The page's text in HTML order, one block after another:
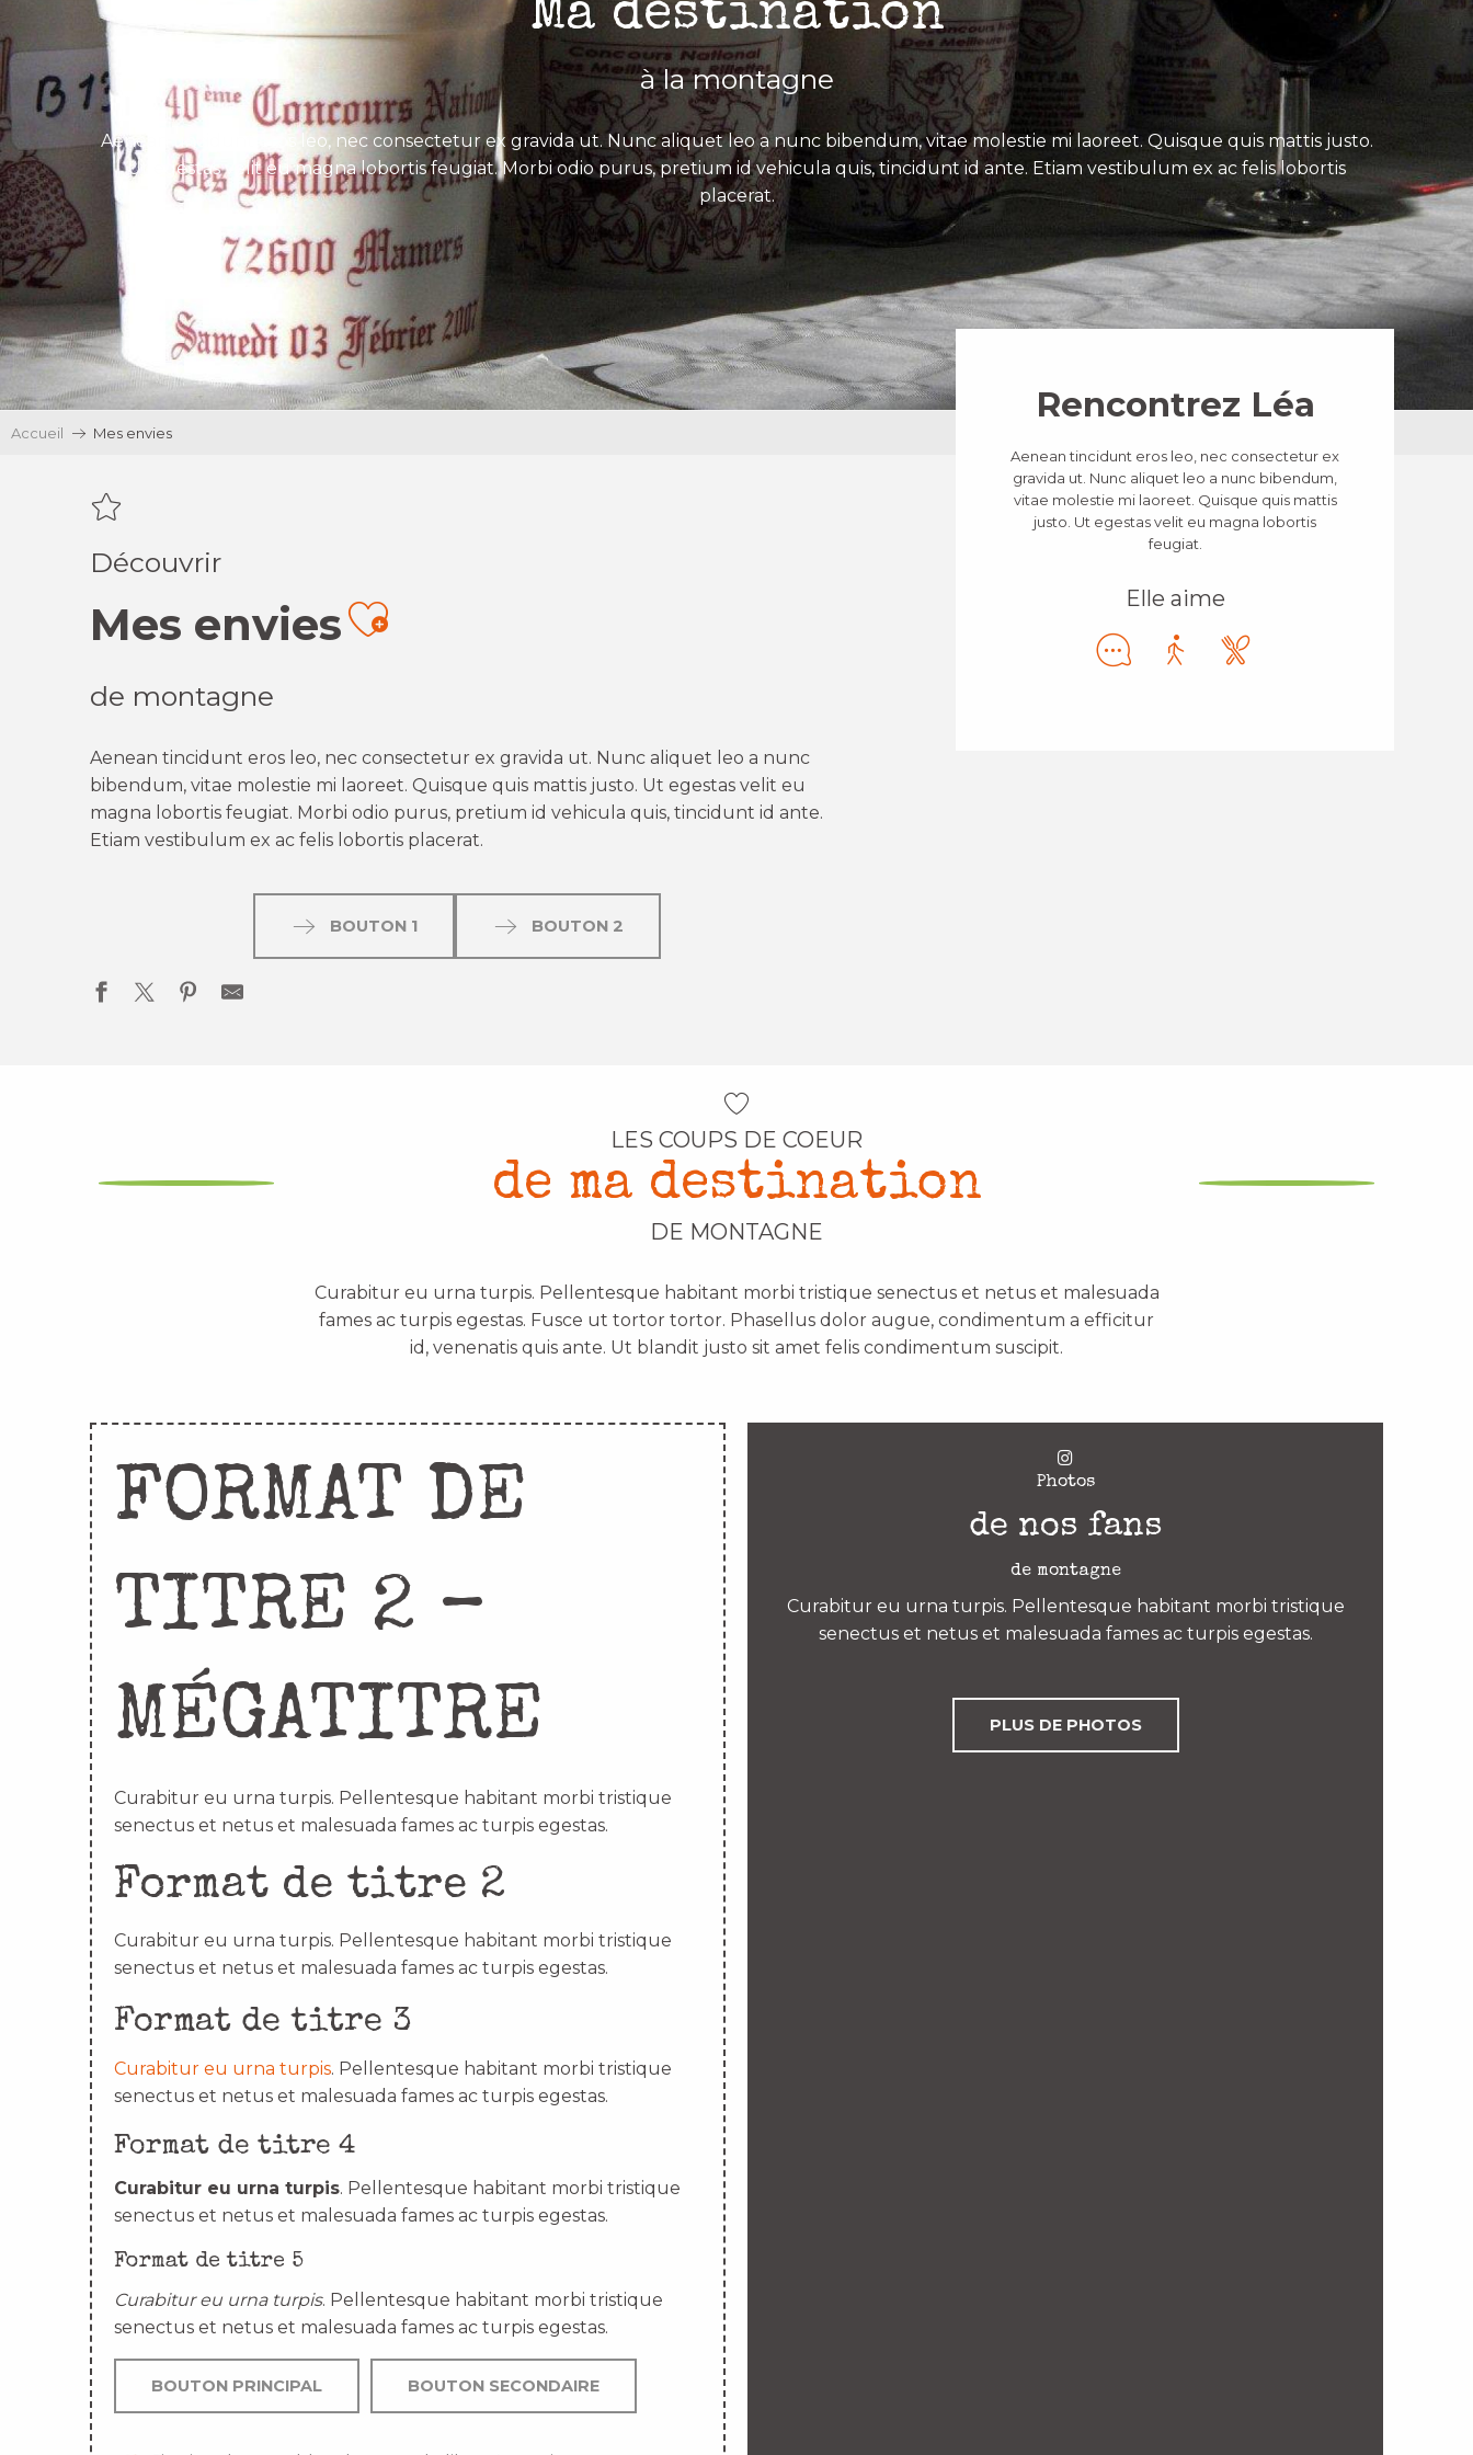
Ma destination
à la montagne
Aenean tincidunt eros leo, nec consectetur ex gravida ut. Nunc aliquet leo a nunc bibendum, vitae molestie mi laoreet. Quisque quis mattis justo.
Ut egestas velit eu magna lobortis feugiat. Morbi odio purus, pretium id vehicula quis, tincidunt id ante. Etiam vestibulum ex ac felis lobortis
placerat.
Accueil Mes envies
Découvrir
Mes enviesAjouter aux favoris
de montagne
Aenean tincidunt eros leo, nec consectetur ex gravida ut. Nunc aliquet leo a nunc
bibendum, vitae molestie mi laoreet. Quisque quis mattis justo. Ut egestas velit eu
magna lobortis feugiat. Morbi odio purus, pretium id vehicula quis, tincidunt id ante.
Etiam vestibulum ex ac felis lobortis placerat.
BOUTON 1 BOUTON 2
Rencontrez Léa
Aenean tincidunt eros leo, nec consectetur ex
gravida ut. Nunc aliquet leo a nunc bibendum,
vitae molestie mi laoreet. Quisque quis mattis
justo. Ut egestas velit eu magna lobortis
feugiat.
Elle aime
LES COUPS DE COEUR
de ma destination
DE MONTAGNE
Curabitur eu urna turpis. Pellentesque habitant morbi tristique senectus et netus et malesuada
fames ac turpis egestas. Fusce ut tortor tortor. Phasellus dolor augue, condimentum a efficitur
id, venenatis quis ante. Ut blandit justo sit amet felis condimentum suscipit.
FORMAT DE
TITRE 2 –
MÉGATITRE
Curabitur eu urna turpis. Pellentesque habitant morbi tristique
senectus et netus et malesuada fames ac turpis egestas.
Format de titre 2
Curabitur eu urna turpis. Pellentesque habitant morbi tristique
senectus et netus et malesuada fames ac turpis egestas.
Format de titre 3
Curabitur eu urna turpis. Pellentesque habitant morbi tristique
senectus et netus et malesuada fames ac turpis egestas.
Format de titre 4
Curabitur eu urna turpis. Pellentesque habitant morbi tristique
senectus et netus et malesuada fames ac turpis egestas.
Format de titre 5
Curabitur eu urna turpis. Pellentesque habitant morbi tristique
senectus et netus et malesuada fames ac turpis egestas.
BOUTON PRINCIPAL BOUTON SECONDAIRE
Photos
de nos fans
de montagne
Curabitur eu urna turpis. Pellentesque habitant morbi tristique
senectus et netus et malesuada fames ac turpis egestas.
PLUS DE PHOTOS